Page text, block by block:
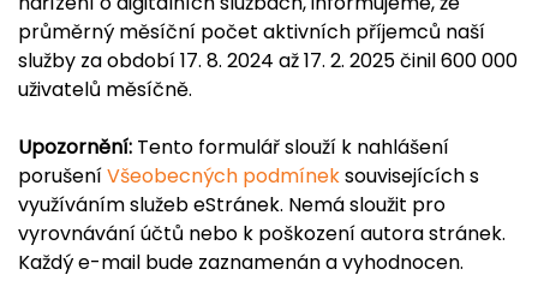
průměrný měsíční počet aktivních příjemců naší
služby za období 17. 8. 2024 až 17. 2. 2025 činil 600 000
uživatelů měsíčně.
Upozornění: Tento formulář slouží k nahlášení
porušeníVšeobecných podmíneksouvisejících s
využíváním služeb eStránek. Nemá sloužit pro
vyrovnávání účtů nebo k poškození autora stránek.
Každý e-mail bude zaznamenán a vyhodnocen.